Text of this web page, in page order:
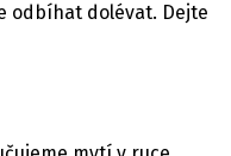
odbíhat dolévat. Dejte